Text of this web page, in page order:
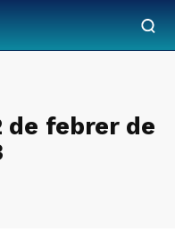
de febrer de